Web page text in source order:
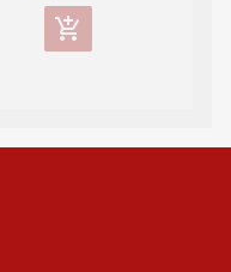
add_shopping_cart